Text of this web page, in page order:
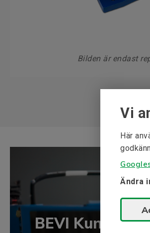
Vi
Här
Ändra
Bilden är endast
BEVI